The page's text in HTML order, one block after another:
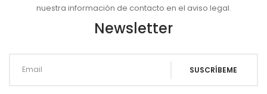
nuestra información de contacto en el aviso legal.
Newsletter